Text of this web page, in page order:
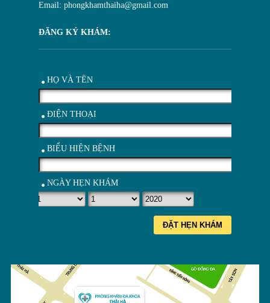
Email: phongkhamthaiha@gmail.com
ĐĂNG KÝ KHÁM:
HỌ VÀ TÊN
ĐIỆN THOẠI
BIỂU HIỆN BỆNH
NGÀY HẸN KHÁM
ĐẶT HẸN KHÁM